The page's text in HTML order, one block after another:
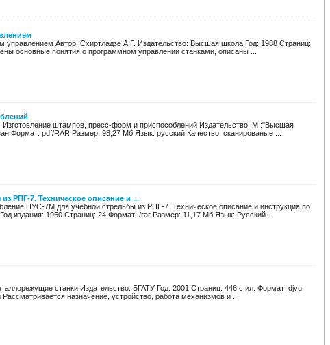
управлением Автор: Схиртладзе А.Г. Издательство: Высшая школа Год: 1988 Страниц:
основные понятия о программном управлении станками, описаны ...
штампов, пресс-форм и приспособлений Издательство: М.:"Высшая
Формат: pdf/RAR Размер: 98,27 Мб Язык: русский Качество: сканированые ...
РПГ-7. Техническое описание и ...
ПУС-7М для учебной стрельбы из РПГ-7. Техническое описание и инструкция по
издания: 1950 Страниц: 24 Формат: /rar Размер: 11,17 Мб Язык: Русский ...
станки Издательство: БГАТУ Год: 2001 Страниц: 446 с ил. Формат: djvu
назначение, устройство, работа механизмов и ...